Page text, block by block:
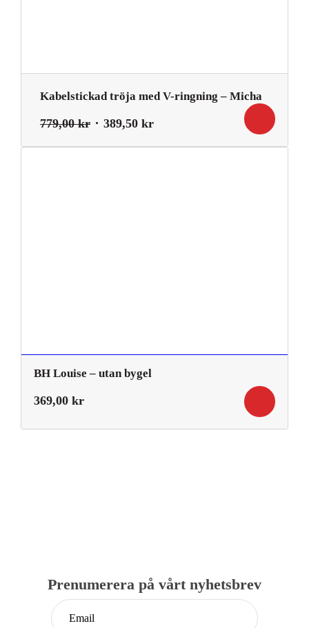
Kabelstickad tröja med V-ringning – Micha
779,00kr Det389,50 krDet
BH Louise – utan bygel
369,00 kr
Prenumerera på vårt nyhetsbrev